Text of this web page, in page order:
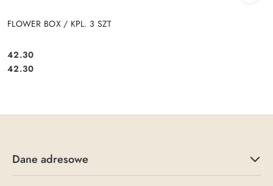
FLOWER BOX / KPL. 3 SZT
Cena:
42.30
Cena:
42.30
Dane adresowe